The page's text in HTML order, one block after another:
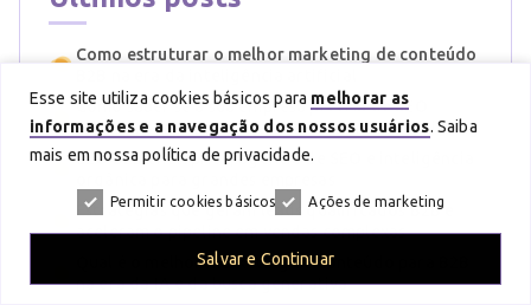
Como estruturar o melhor marketing de conteúdo
Como saber se a sua empresa precisa de SEO
técnico, conteúdo estratégico ou brand publishing
SEO B2B enterprise, agência de SEO e inteligência
Estratégias que geram leads qualificados B2B e
aceleram o pipeline em vendas complexas
Qual é o melhor marketing de conteúdo para B2B
na era da IA e da busca generativa
Esse site utiliza cookies básicos para melhorar as
informações e a navegação dos nossos usuários. Saiba
mais em nossa política de privacidade.
Permitir cookies básicos Ações de marketing
Salvar e Continuar